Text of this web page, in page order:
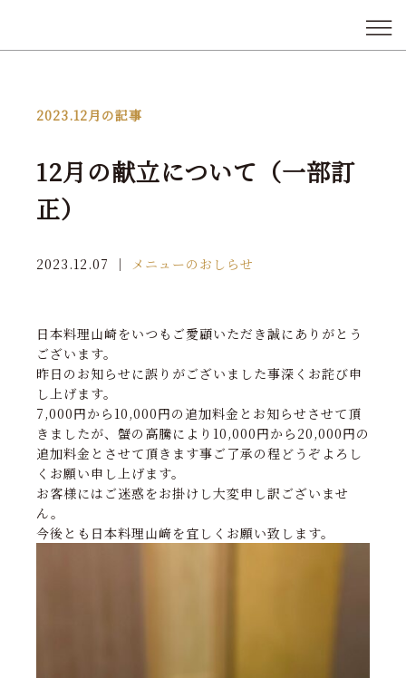
2023.12月の記事
12月の献立について（一部訂
正）
2023.12.07 ｜ メニューのおしらせ
日本料理山崎をいつもご愛顧いただき誠にありがとう
ございます。
昨日のお知らせに誤りがございました事深くお詫び申
し上げます。
7,000円から10,000円の追加料金とお知らせさせて頂
きましたが、蟹の高騰により10,000円から20,000円の
追加料金とさせて頂きます事ご了承の程どうぞよろし
くお願い申し上げます。
お客様にはご迷惑をお掛けし大変申し訳ございませ
ん。
今後とも日本料理山﨑を宜しくお願い致します。